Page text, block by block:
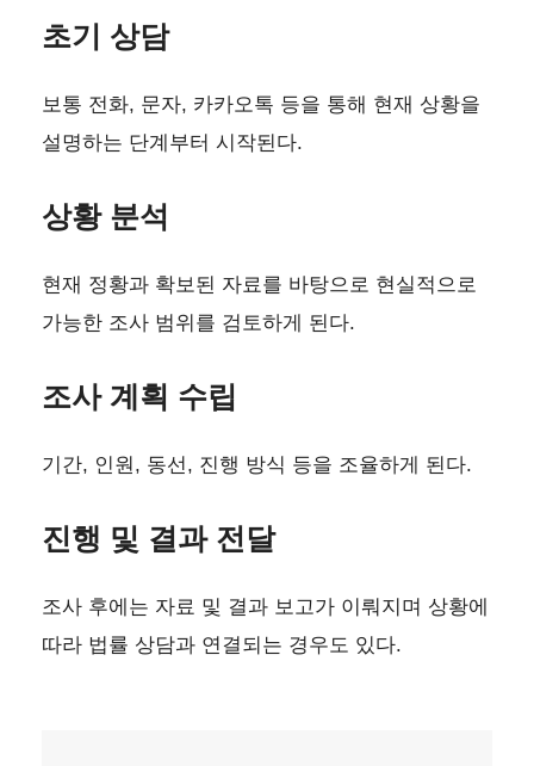
초기 상담
보통 전화, 문자, 카카오톡 등을 통해 현재 상황을
설명하는 단계부터 시작된다.
상황 분석
현재 정황과 확보된 자료를 바탕으로 현실적으로
가능한 조사 범위를 검토하게 된다.
조사 계획 수립
기간, 인원, 동선, 진행 방식 등을 조율하게 된다.
진행 및 결과 전달
조사 후에는 자료 및 결과 보고가 이뤄지며 상황에
따라 법률 상담과 연결되는 경우도 있다.